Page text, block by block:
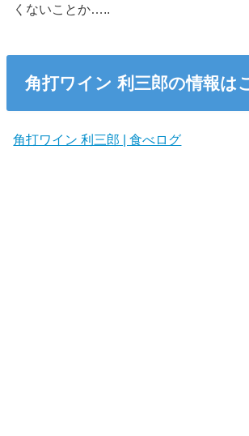
くないことか…..
角打ワイン 利三郎の情報は
角打ワイン 利三郎 | 食べログ